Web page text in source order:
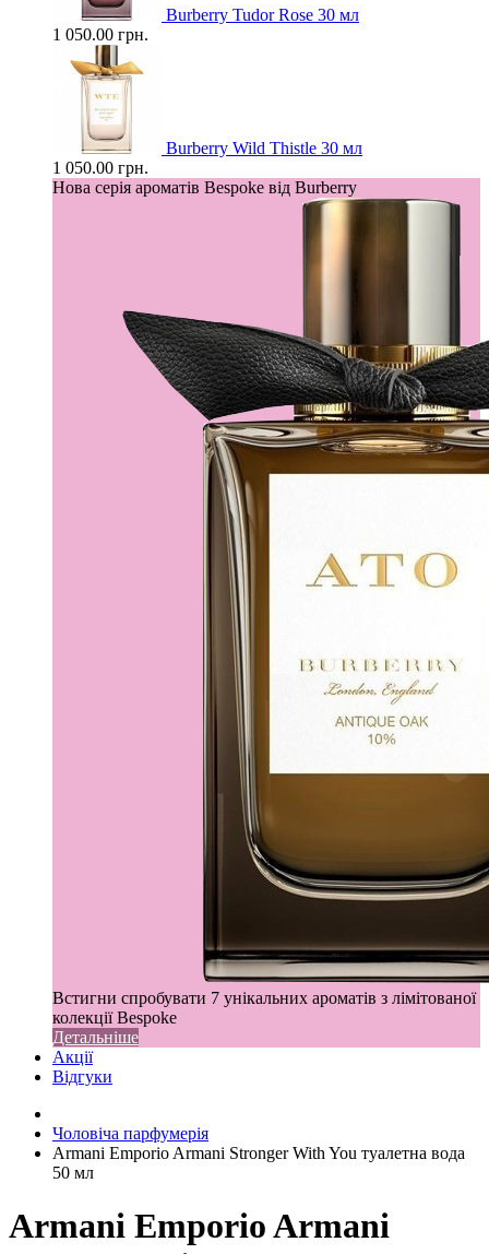
Burberry Tudor Rose 30 мл
1 050.00 грн.
Burberry Wild Thistle 30 мл
1 050.00 грн.
Нова серія ароматів Bespoke від Burberry
Встигни спробувати 7 унікальних ароматів з лімітованої
колекції Bespoke
Детальніше
Акції
Відгуки
Чоловіча парфумерія
Armani Emporio Armani Stronger With You туалетна вода
50 мл
Armani Emporio Armani